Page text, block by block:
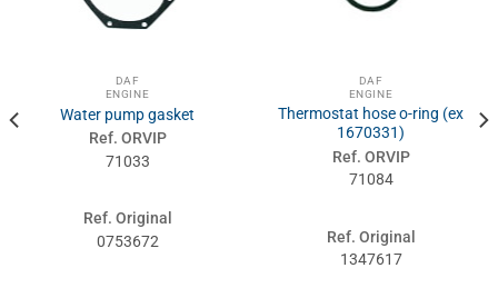
DAF
ENGINE
Water pump gasket
Ref. ORVIP
71033
Ref. Original
0753672
DAF
ENGINE
Thermostat hose o-ring (ex
1670331)
Ref. ORVIP
71084
Ref. Original
1347617